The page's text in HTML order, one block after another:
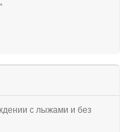
с лыжами и без